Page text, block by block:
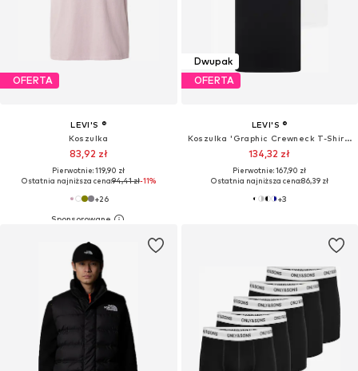
OFERTA
LEVI'S ®
Koszulka
83,92 zł
Pierwotnie: 119,90 zł
Ostatnia najniższa cena:94,41 zł-11%
+26
Dwupak
OFERTA
LEVI'S ®
Koszulka 'Graphic Crewneck T-Shirt - 2 Pack'
134,32 zł
Pierwotnie: 167,90 zł
Ostatnia najniższa cena:86,39 zł
+3